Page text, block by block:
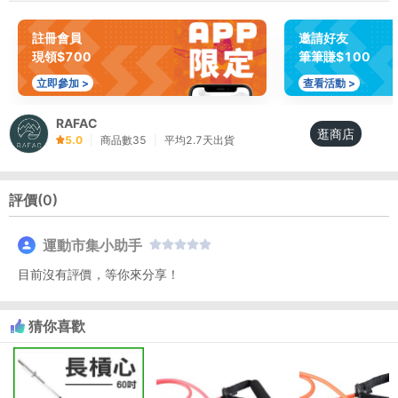
註冊會員
現領$700
立即參加 >
邀請好友
筆筆賺$100
查看活動 >
RAFAC
5.0 商品數35 平均2.7天出貨 逛商店
評價(0)
運動市集小助手
目前沒有評價，等你來分享！
猜你喜歡